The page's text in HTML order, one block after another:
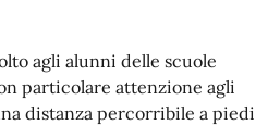
agli alunni delle scuole
particolare attenzione agli
distanza percorribile a piedi